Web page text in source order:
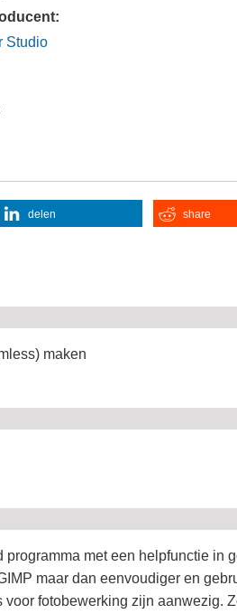
Studio
delen share
maken
programma met een helpfunctie in
maar dan eenvoudiger en
voor fotobewerking zijn aanwezig.